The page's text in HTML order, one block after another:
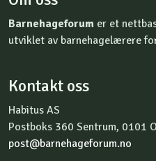
Barnehageforum er et
utviklet av barnehagelærere
Kontakt oss
Habitus AS
Postboks 360 Sentrum, 0101
post@barnehageforum.no